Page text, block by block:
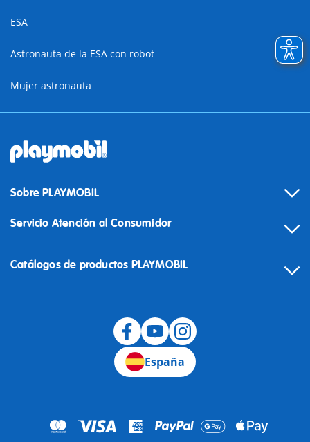
ESA
Astronauta de la ESA con robot
Mujer astronauta
Sobre PLAYMOBIL
Servicio Atención al Consumidor
Catálogos de productos PLAYMOBIL
España